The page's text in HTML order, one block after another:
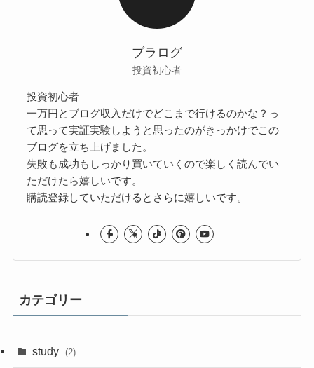
ブラログ
投資初心者
投資初心者
一万円とブログ収入だけでどこまで行けるのかな？っ
て思って実証実験しようと思ったのがきっかけでこの
ブログを立ち上げました。
失敗も成功もしっかり買いていくので楽しく読んでい
ただけたら嬉しいです。
購読登録していただけるとさらに嬉しいです。
カテゴリー
study (2)